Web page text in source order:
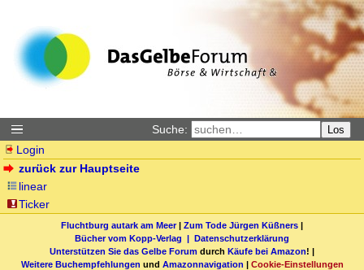
Suche: Los
Login
zurück zur Hauptseite
linear
Ticker
Fluchtburg autark am Meer| Zum Tode Jürgen Küßners |
Bücher vom Kopp-Verlag | Datenschutzerklärung
Unterstützen Sie das Gelbe Forum durch Käufe bei Amazon! |
Weitere Buchempfehlungen und Amazonnavigation | Cookie-Einstellungen